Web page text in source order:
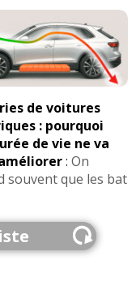
de voitures
: pourquoi
de vie ne va
: On
souvent que les bat